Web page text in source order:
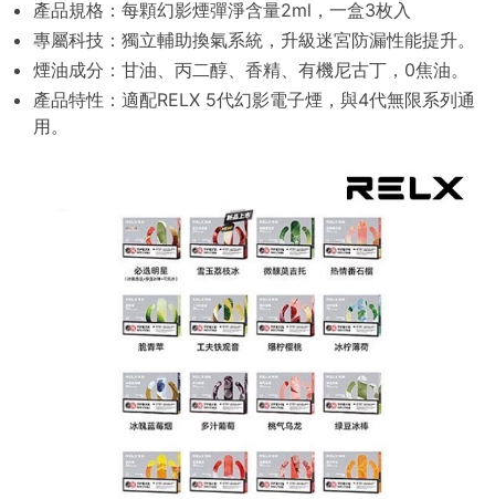
產品規格：每顆幻影煙彈淨含量2ml，一盒3枚入
專屬科技：獨立輔助換氣系統，升級迷宮防漏性能提升。
煙油成分：甘油、丙二醇、香精、有機尼古丁，0焦油。
產品特性：適配RELX 5代幻影電子煙，與4代無限系列通
用。